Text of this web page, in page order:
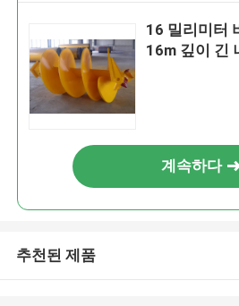
16 밀리미터
16m 깊이 긴
계속하다
추천된 제품